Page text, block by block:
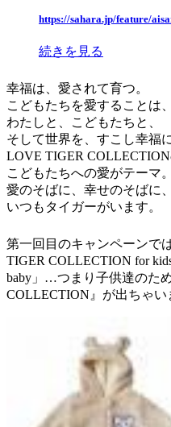
https://sahara.jp/feature/
続きを見る
幸福は、愛されて育つ。
こどもたちを愛することは、
わたしと、こどもたちと、
そして世界を、すこし幸福
LOVE TIGER COLLECTION
こどもたちへの愛がテーマ。
愛のそばに、幸せのそばに、
いつもタイガーがいます。
第一回目のキャンペーンで
TIGER COLLECTION for
baby」…つまり子供達のた
COLLECTION』が出ちゃい